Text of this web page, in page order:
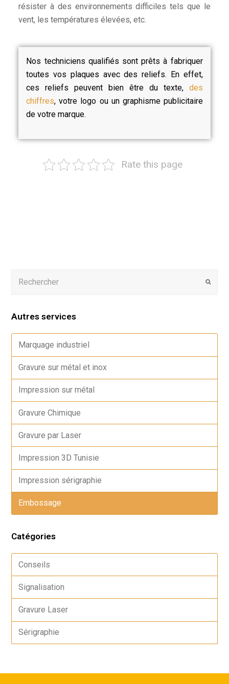
résister à des environnements difficiles tels que le
vent, les températures élevées, etc.
Nos techniciens qualifiés sont prêts à fabriquer
toutes vos plaques avec des reliefs. En effet,
ces reliefs peuvent bien être du texte, des
chiffres, votre logo ou un graphisme publicitaire
de votre marque.
Rate this page
Autres services
Marquage industriel
Gravure sur métal et inox
Impression sur métal
Gravure Chimique
Gravure par Laser
Impression 3D Tunisie
Impression sérigraphie
Embossage
Catégories
Conseils
Signalisation
Gravure Laser
Sérigraphie